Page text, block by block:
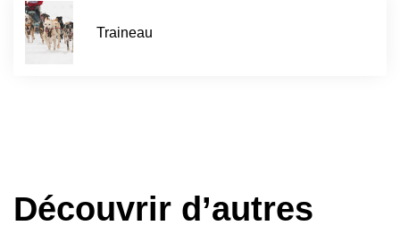
Traineau
Découvrir d’autres